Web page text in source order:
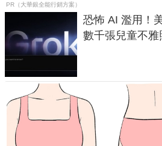
PR（大華銀全能行銷方案）
恐怖 AI 濫用！
數千張兒童不